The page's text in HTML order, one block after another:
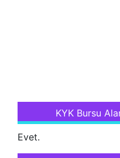
KYK Bursu
Evet.